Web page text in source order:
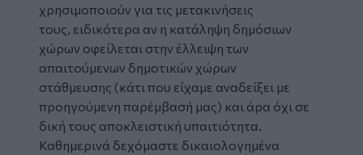
χρησιμοποιούν για τις μετακινήσεις
τους, ειδικότερα αν η κατάληψη δημόσιων
χώρων οφείλεται στην έλλειψη των
απαιτούμενων δημοτικών χώρων
στάθμευσης (κάτι που είχαμε αναδείξει με
προηγούμενη παρέμβασή μας) και άρα όχι σε
δική τους αποκλειστική υπαιτιότητα.
Καθημερινά δεχόμαστε δικαιολογημένα